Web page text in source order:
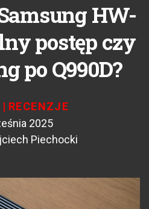
HW-
postęp czy
po Q990D?
| RECENZJE
2025
Piechocki